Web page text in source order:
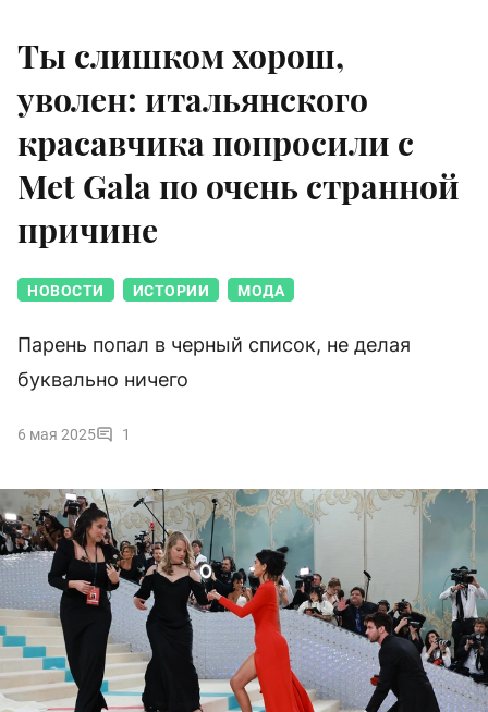
Ты слишком хорош,
уволен: итальянского
красавчика попросили с
Met Gala по очень странной
причине
НОВОСТИ ИСТОРИИ МОДА
Парень попал в черный список, не делая
буквально ничего
6 мая 2025 1